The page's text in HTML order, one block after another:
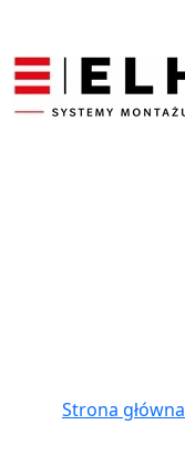
Strona główna